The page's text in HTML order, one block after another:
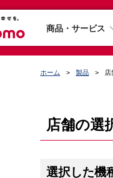
商品・サービス
ホーム 製品 店
店舗の選
選択した機